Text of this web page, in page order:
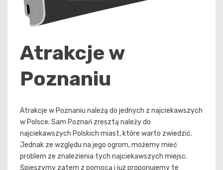
Atrakcje w
Poznaniu
Atrakcje w Poznaniu należą do jednych z najciekawszych
w Polsce. Sam Poznań zresztą należy do
najciekawszych Polskich miast, które warto zwiedzić.
Jednak ze względu na jego ogrom, możemy mieć
problem ze znalezienia tych najciekawszych miejsc.
Śpieszymy zatem z pomocą i już proponujemy te